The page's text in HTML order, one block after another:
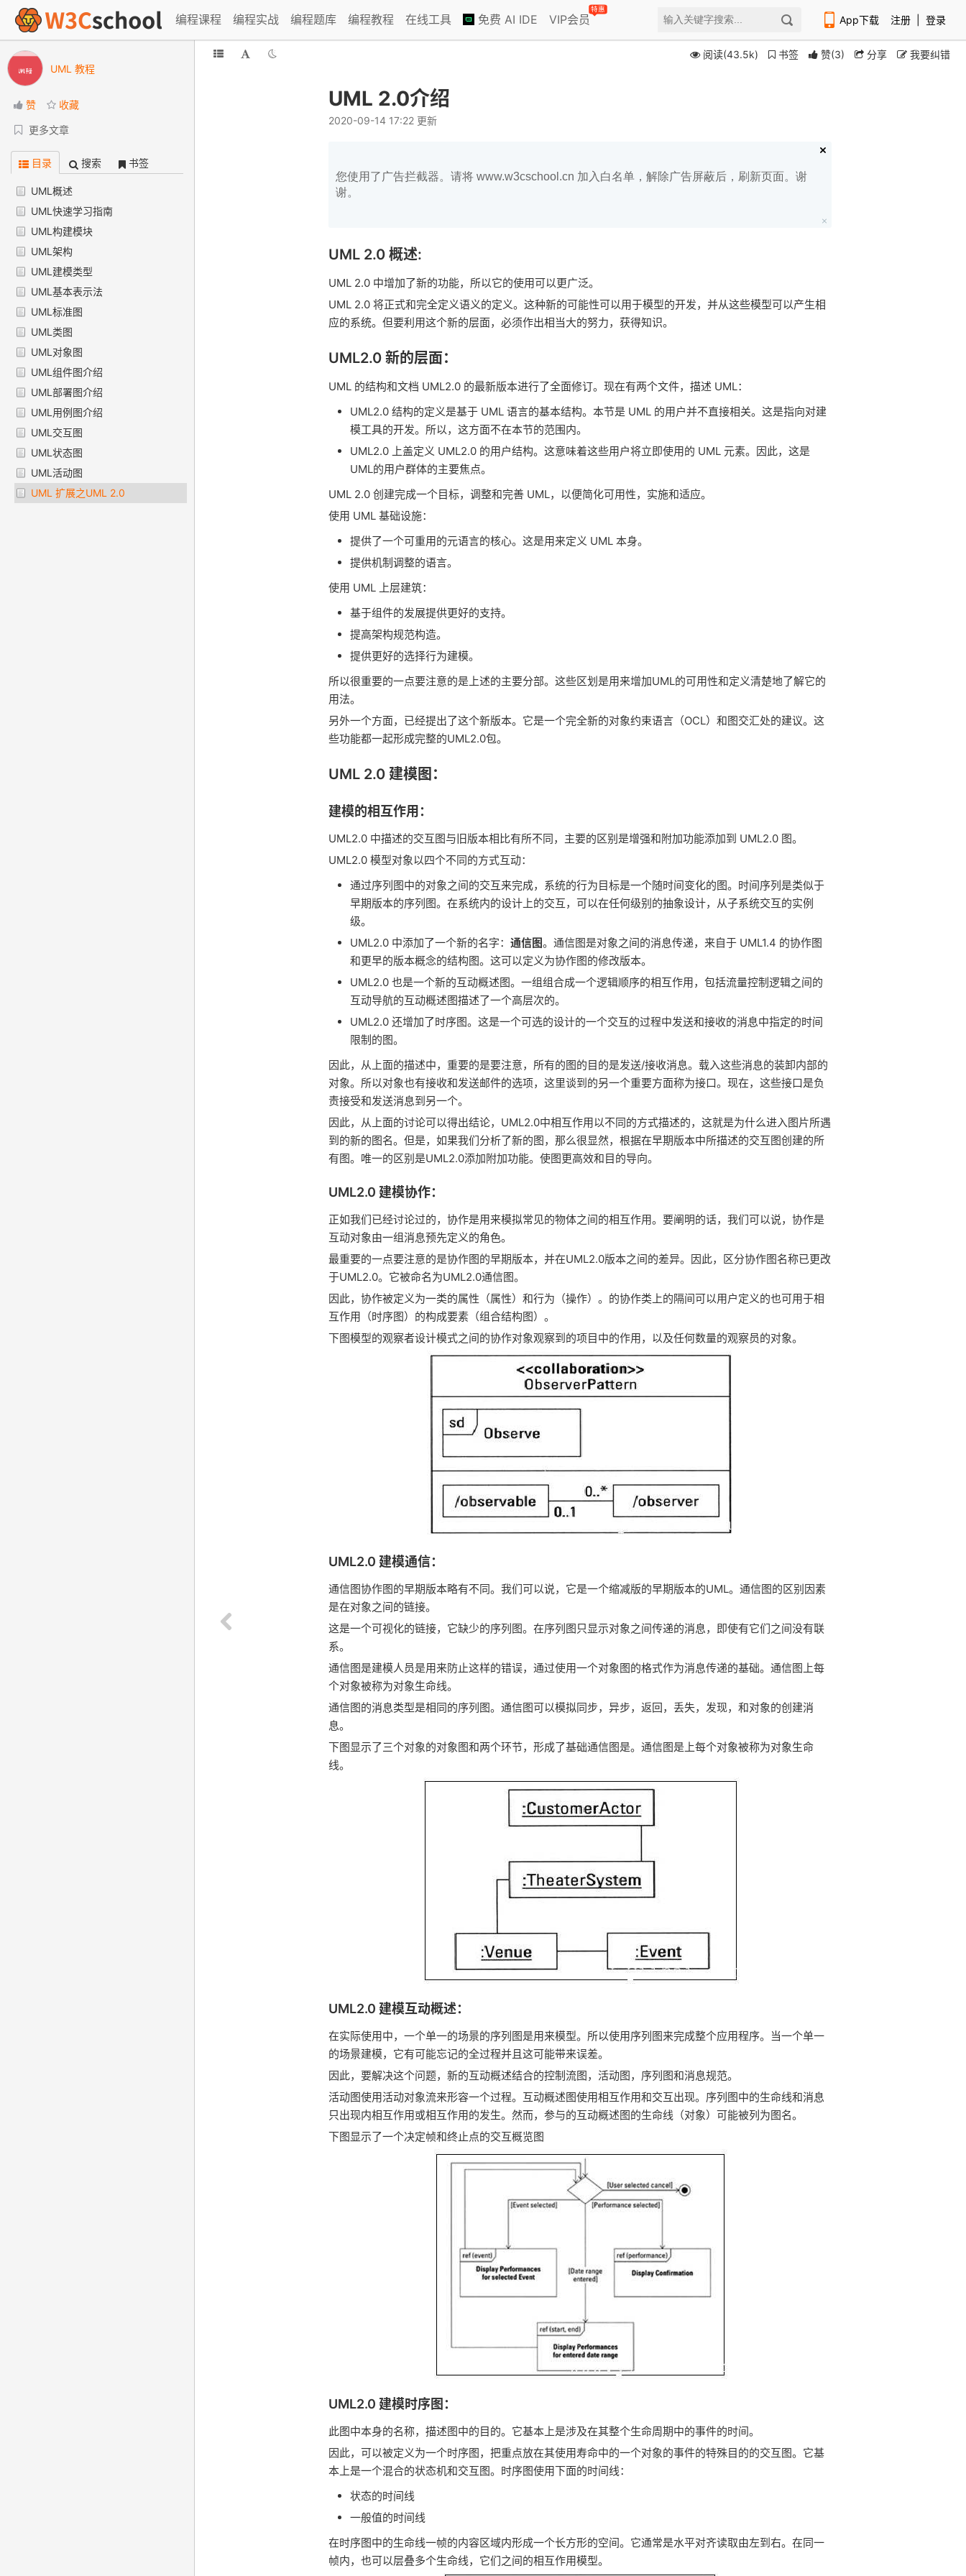
编程课程 编程实战 编程题库 编程教程 在线工具 免费 AI IDE VIP会员
特惠
App下载 注册 登录
UML 教程
赞 收藏
更多文章
目录 搜索 书签
UML概述
UML快速学习指南
UML构建模块
UML架构
UML建模类型
UML基本表示法
UML标准图
UML类图
UML对象图
UML组件图介绍
UML部署图介绍
UML用例图介绍
UML交互图
UML状态图
UML活动图
UML 扩展之UML 2.0
阅读(43.5k) 书签 赞(3) 分享 我要纠错
UML 2.0介绍
2020-09-14 17:22 更新
您使用了广告拦截器。请将 www.w3cschool.cn 加入白名单，解除广告屏蔽后，刷新页面。谢
谢。
UML 2.0 概述:
UML 2.0 中增加了新的功能，所以它的使用可以更广泛。
UML 2.0 将正式和完全定义语义的定义。这种新的可能性可以用于模型的开发，并从这些模型可以产生相
应的系统。但要利用这个新的层面，必须作出相当大的努力，获得知识。
UML2.0 新的层面：
UML 的结构和文档 UML2.0 的最新版本进行了全面修订。现在有两个文件，描述 UML：
UML2.0 结构的定义是基于 UML 语言的基本结构。本节是 UML 的用户并不直接相关。这是指向对建
模工具的开发。所以，这方面不在本节的范围内。
UML2.0 上盖定义 UML2.0 的用户结构。这意味着这些用户将立即使用的 UML 元素。因此，这是
UML的用户群体的主要焦点。
UML 2.0 创建完成一个目标，调整和完善 UML，以便简化可用性，实施和适应。
使用 UML 基础设施：
提供了一个可重用的元语言的核心。这是用来定义 UML 本身。
提供机制调整的语言。
使用 UML 上层建筑：
基于组件的发展提供更好的支持。
提高架构规范构造。
提供更好的选择行为建模。
所以很重要的一点要注意的是上述的主要分部。这些区划是用来增加UML的可用性和定义清楚地了解它的
用法。
另外一个方面，已经提出了这个新版本。它是一个完全新的对象约束语言（OCL）和图交汇处的建议。这
些功能都一起形成完整的UML2.0包。
UML 2.0 建模图：
建模的相互作用：
UML2.0 中描述的交互图与旧版本相比有所不同，主要的区别是增强和附加功能添加到 UML2.0 图。
UML2.0 模型对象以四个不同的方式互动：
通过序列图中的对象之间的交互来完成，系统的行为目标是一个随时间变化的图。时间序列是类似于
早期版本的序列图。在系统内的设计上的交互，可以在任何级别的抽象设计，从子系统交互的实例
级。
UML2.0 中添加了一个新的名字： 通信图。通信图是对象之间的消息传递，来自于 UML1.4 的协作图
和更早的版本概念的结构图。这可以定义为协作图的修改版本。
UML2.0 也是一个新的互动概述图。一组组合成一个逻辑顺序的相互作用，包括流量控制逻辑之间的
互动导航的互动概述图描述了一个高层次的。
UML2.0 还增加了时序图。这是一个可选的设计的一个交互的过程中发送和接收的消息中指定的时间
限制的图。
因此，从上面的描述中，重要的是要注意，所有的图的目的是发送/接收消息。载入这些消息的装卸内部的
对象。所以对象也有接收和发送邮件的选项，这里谈到的另一个重要方面称为接口。现在，这些接口是负
责接受和发送消息到另一个。
因此，从上面的讨论可以得出结论，UML2.0中相互作用以不同的方式描述的，这就是为什么进入图片所遇
到的新的图名。但是，如果我们分析了新的图，那么很显然，根据在早期版本中所描述的交互图创建的所
有图。唯一的区别是UML2.0添加附加功能。使图更高效和目的导向。
UML2.0 建模协作：
正如我们已经讨论过的，协作是用来模拟常见的物体之间的相互作用。要阐明的话，我们可以说，协作是
互动对象由一组消息预先定义的角色。
最重要的一点要注意的是协作图的早期版本，并在UML2.0版本之间的差异。因此，区分协作图名称已更改
于UML2.0。它被命名为UML2.0通信图。
因此，协作被定义为一类的属性（属性）和行为（操作）。的协作类上的隔间可以用户定义的也可用于相
互作用（时序图）的构成要素（组合结构图）。
下图模型的观察者设计模式之间的协作对象观察到的项目中的作用，以及任何数量的观察员的对象。
UML2.0 建模通信：
通信图协作图的早期版本略有不同。我们可以说，它是一个缩减版的早期版本的UML。通信图的区别因素
是在对象之间的链接。
这是一个可视化的链接，它缺少的序列图。在序列图只显示对象之间传递的消息，即使有它们之间没有联
系。
通信图是建模人员是用来防止这样的错误，通过使用一个对象图的格式作为消息传递的基础。通信图上每
个对象被称为对象生命线。
通信图的消息类型是相同的序列图。通信图可以模拟同步，异步，返回，丢失，发现，和对象的创建消
息。
下图显示了三个对象的对象图和两个环节，形成了基础通信图是。通信图是上每个对象被称为对象生命
线。
UML2.0 建模互动概述：
在实际使用中，一个单一的场景的序列图是用来模型。所以使用序列图来完成整个应用程序。当一个单一
的场景建模，它有可能忘记的全过程并且这可能带来误差。
因此，要解决这个问题，新的互动概述结合的控制流图，活动图，序列图和消息规范。
活动图使用活动对象流来形容一个过程。互动概述图使用相互作用和交互出现。序列图中的生命线和消息
只出现内相互作用或相互作用的发生。然而，参与的互动概述图的生命线（对象）可能被列为图名。
下图显示了一个决定帧和终止点的交互概览图
UML2.0 建模时序图：
此图中本身的名称，描述图中的目的。它基本上是涉及在其整个生命周期中的事件的时间。
因此，可以被定义为一个时序图，把重点放在其使用寿命中的一个对象的事件的特殊目的的交互图。它基
本上是一个混合的状态机和交互图。时序图使用下面的时间线：
状态的时间线
一般值的时间线
在时序图中的生命线一帧的内容区域内形成一个长方形的空间。它通常是水平对齐读取由左到右。在同一
帧内，也可以层叠多个生命线，它们之间的相互作用模型。